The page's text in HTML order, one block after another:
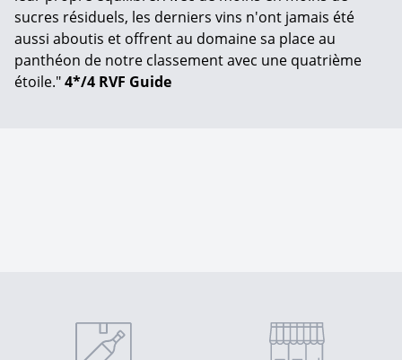
sucres résiduels, les derniers vins n'ont jamais été
aussi aboutis et offrent au domaine sa place au
panthéon de notre classement avec une quatrième
étoile."4*/4 RVF Guide